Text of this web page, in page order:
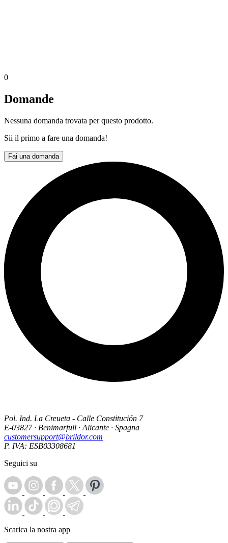
0
Domande
Nessuna domanda trovata per questo prodotto.
Sii il primo a fare una domanda!
Fai una domanda
Pol. Ind. La Creueta - Calle Constitución 7
E-03827 · Benimarfull · Alicante · Spagna
customersupport@brildor.com
P. IVA: ESB03308681
Seguici su
Scarica la nostra app